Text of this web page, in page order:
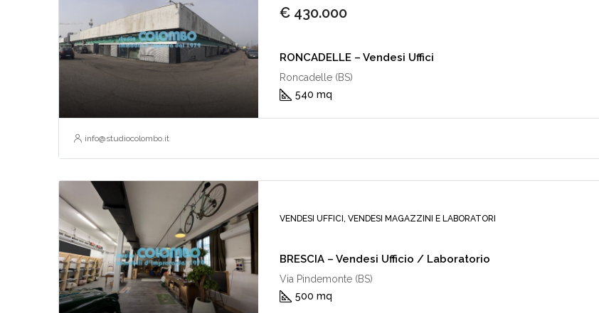
€ 430.000
RONCADELLE – Vendesi Uffici
Roncadelle (BS)
540 mq
info@studiocolombo.it
VENDESI UFFICI, VENDESI MAGAZZINI E LABORATORI
BRESCIA – Vendesi Ufficio / Laboratorio
Via Pindemonte (BS)
500 mq